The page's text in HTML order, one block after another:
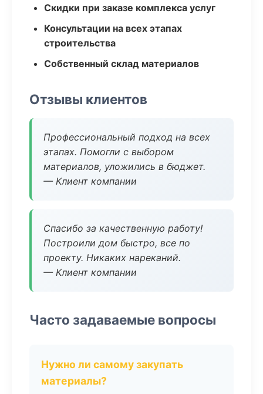
Скидки при заказе комплекса услуг
Консультации на всех этапах
строительства
Собственный склад материалов
Отзывы клиентов
Профессиональный подход на всех
этапах. Помогли с выбором
материалов, уложились в бюджет.
— Клиент компании
Спасибо за качественную работу!
Построили дом быстро, все по
проекту. Никаких нареканий.
— Клиент компании
Часто задаваемые вопросы
Нужно ли самому закупать
материалы?